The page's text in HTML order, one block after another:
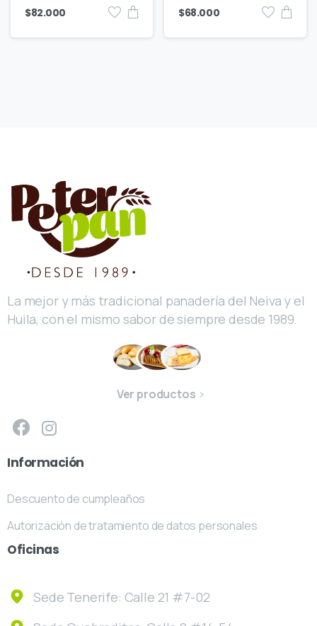
$82.000 $68.000
La mejor y más tradicional panadería del Neiva y el
Huila, con el mismo sabor de siempre desde 1989.
Ver productos
Información
Descuento de cumpleaños
Autorización de tratamiento de datos personales
Oficinas
Sede Tenerife: Calle 21 #7-02